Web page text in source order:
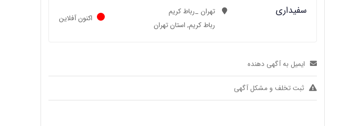
سفیداری
تهران _رباط کریم
رباط کریم, استان تهران
اکنون آفلاین
ایمیل به آگهی دهنده
ثبت تخلف و مشکل آگهی